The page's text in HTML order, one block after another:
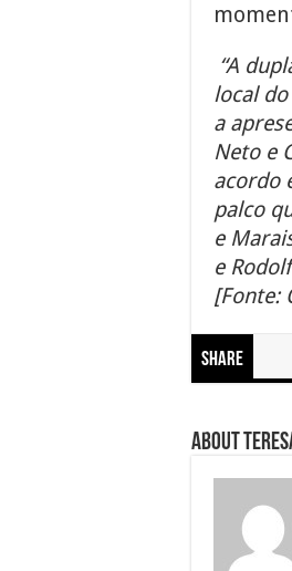
“A
local
a
Neto e
acordo
palco
e
e
[Fonte:
Share
About